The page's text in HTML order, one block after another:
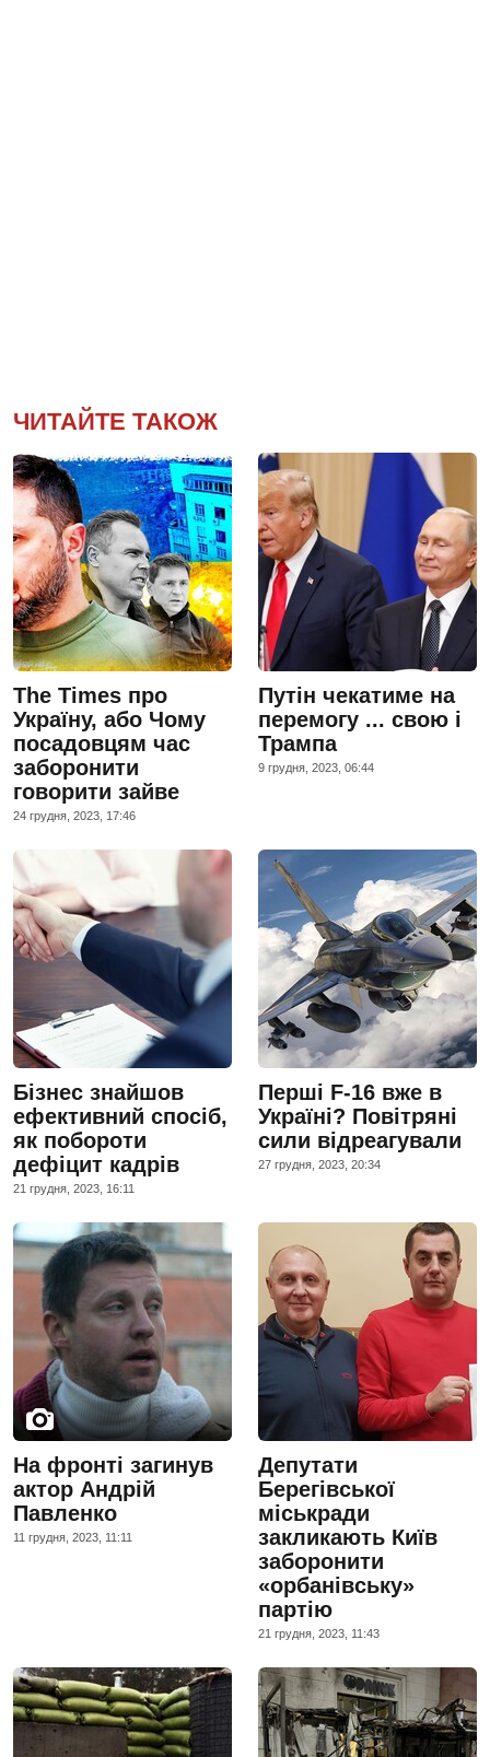
ЧИТАЙТЕ ТАКОЖ
The Times про
Україну, або Чому
посадовцям час
заборонити
говорити зайве
24 грудня, 2023, 17:46
Путін чекатиме на
перемогу ... свою і
Трампа
9 грудня, 2023, 06:44
Бізнес знайшов
ефективний спосіб,
як побороти
дефіцит кадрів
21 грудня, 2023, 16:11
Перші F-16 вже в
Україні? Повітряні
сили відреагували
27 грудня, 2023, 20:34
На фронті загинув
актор Андрій
Павленко
11 грудня, 2023, 11:11
Депутати
Берегівської
міськради
закликають Київ
заборонити
«орбанівську»
партію
21 грудня, 2023, 11:43